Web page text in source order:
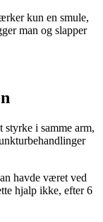
kun en smule,
man og slapper
styrke i samme arm,
havde været ved
hjalp ikke, efter 6